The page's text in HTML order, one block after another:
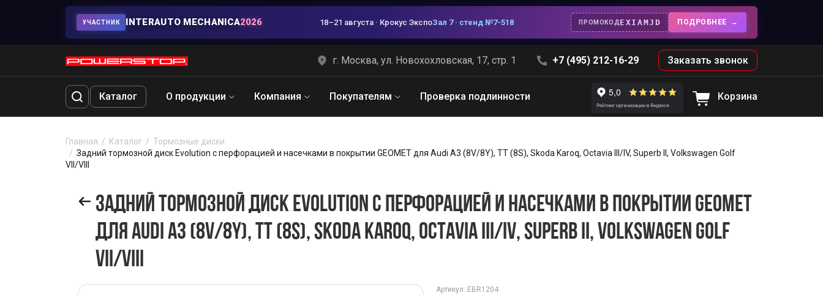
УЧАСТНИК INTERAUTO MECHANICA2026 18–21 августа · Крокус ЭкспоЗал 7 · стенд №7-518 ПРОМОКОДEXIAMJD ПОДРОБНЕЕ
г. Москва, ул. Новохохловская, 17, стр. 1 +7 (495) 212-16-29 Заказать звонок
Каталог О продукции Компания Покупателям Проверка подлинности Корзина
Главная Каталог
Тормозные диски
Задний тормозной диск Evolution с перфорацией и насечками в покрытии GEOMET для Audi A3 (8V/8Y), TT (8S), Skoda Karoq, Octavia III/IV, Superb II, Volkswagen Golf
VII/VIII
ЗАДНИЙ ТОРМОЗНОЙ ДИСК EVOLUTION С ПЕРФОРАЦИЕЙ И НАСЕЧКАМИ В ПОКРЫТИИ GEOMET
ДЛЯ AUDI A3 (8V/8Y), TT (8S), SKODA KAROQ, OCTAVIA III/IV, SUPERB II, VOLKSWAGEN GOLF
VII/VIII
Артикул: EBR1204